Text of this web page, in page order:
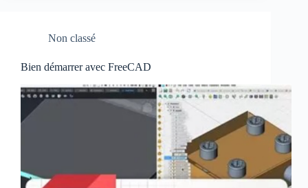
Non classé
Bien démarrer avec FreeCAD